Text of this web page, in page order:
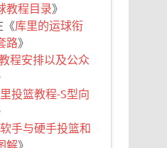
教程目录》
《库里的运球衔
路》
程安排以及公众
投篮教程-S型向
软手与硬手投篮和
解》